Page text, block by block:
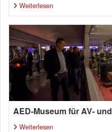
Weiterlesen
AED-Museum für AV-
Weiterlesen